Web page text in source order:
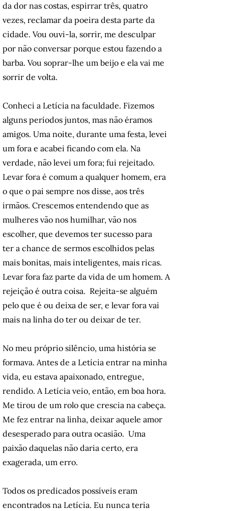
da dor nas costas, espirrar três, quatro
vezes, reclamar da poeira desta parte da
cidade. Vou ouvi-la, sorrir, me desculpar
por não conversar porque estou fazendo a
barba. Vou soprar-lhe um beijo e ela vai me
sorrir de volta.
Conheci a Letícia na faculdade. Fizemos
alguns períodos juntos, mas não éramos
amigos. Uma noite, durante uma festa, levei
um fora e acabei ficando com ela. Na
verdade, não levei um fora; fui rejeitado.
Levar fora é comum a qualquer homem, era
o que o pai sempre nos disse, aos três
irmãos. Crescemos entendendo que as
mulheres vão nos humilhar, vão nos
escolher, que devemos ter sucesso para
ter a chance de sermos escolhidos pelas
mais bonitas, mais inteligentes, mais ricas.
Levar fora faz parte da vida de um homem. A
rejeição é outra coisa. Rejeita-se alguém
pelo que é ou deixa de ser, e levar fora vai
mais na linha do ter ou deixar de ter.
No meu próprio silêncio, uma história se
formava. Antes de a Letícia entrar na minha
vida, eu estava apaixonado, entregue,
rendido. A Letícia veio, então, em boa hora.
Me tirou de um rolo que crescia na cabeça.
Me fez entrar na linha, deixar aquele amor
desesperado para outra ocasião. Uma
paixão daquelas não daria certo, era
exagerada, um erro.
Todos os predicados possíveis eram
encontrados na Letícia. Eu nunca teria